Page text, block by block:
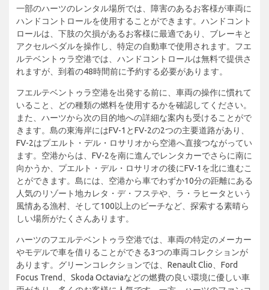
一部のハーツのレンタル場所では、障害のあるお客様が車両に
ハンドコントロールを使用することができます。ハンドコント
ロールは、下肢の欠損があるお客様に最適であり、ブレーキと
アクセルペダルを操作し、特定の自動車で使用されます。フエ
ルテベントゥラ空港では、ハンドコントロールは無料で提供さ
れますが、到着の48時間前に予約する必要があります。
フエルテベントゥラ空港を出発する前に、車両の操作に慣れて
いること、どの種類の燃料を使用するかを確認してください。
また、ハーツから次の目的地への詳細な案内も受けることがで
きます。島の東海岸にはFV-1とFV-2の2つの主要道路があり、
FV-2はプエルト・デル・ロサリオから空港へ直接つながってい
ます。空港からは、FV-2を南に進んでレンタカーでさらに南に
向かうか、プエルト・デル・ロサリオの後にFV-1を北に進むこ
とができます。島には、空港から車でわずか10分の距離にある
人気のリゾート地カレタ・デ・フステや、ラ・ラヒータという
風情ある漁村、そして100以上のビーチなど、探索する素晴ら
しい場所がたくさんあります。
ハーツのフエルテベントゥラ空港では、車両の特定のメーカー
やモデルで車を借りることができる3つの車両コレクションが
あります。グリーンコレクションでは、Renault Clio、Ford
Focus Trend、Skoda Octaviaなどの燃費の良い環境に優しい車